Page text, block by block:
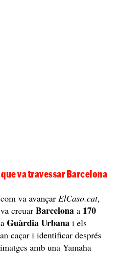
va travessar Barcelona
va avançar ElCaso.cat,
creuar Barcelona a 170
Guàrdia Urbana i els
caçar i identificar després
amb una Yamaha